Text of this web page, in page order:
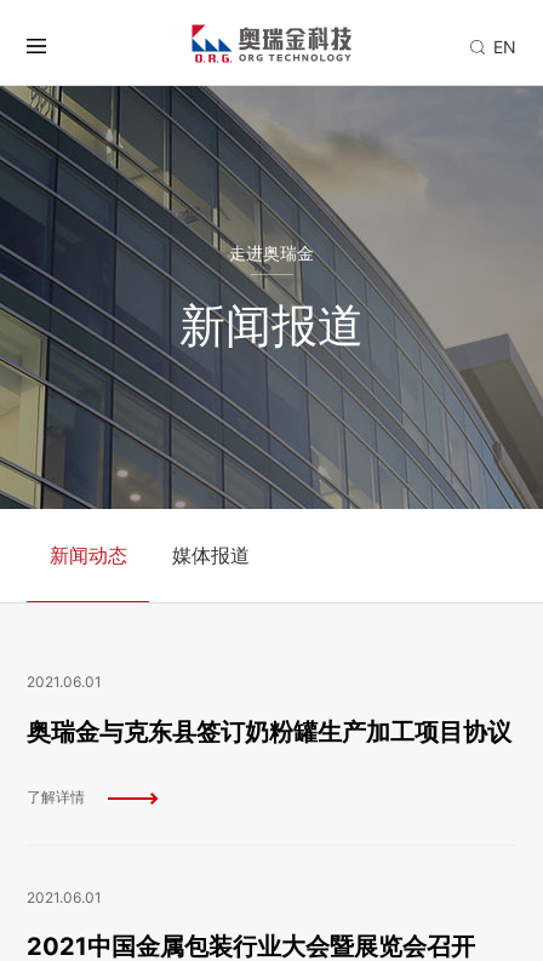
EN
走进奥瑞金
新闻报道
新闻动态 媒体报道
2021.06.01
奥瑞金与克东县签订奶粉罐生产加工项目协议
了解详情
2021.06.01
2021中国金属包装行业大会暨展览会召开